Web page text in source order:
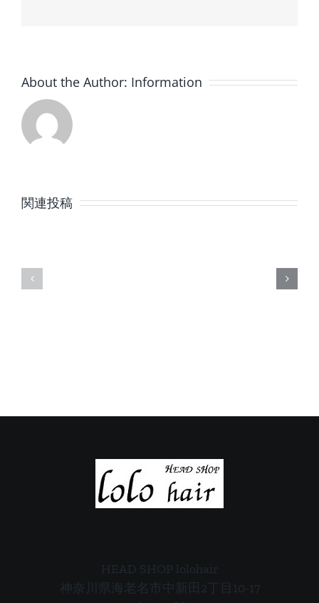
About the Author: Information
関連投稿 月
内
月
内
HEAD SHOP lolohair
神奈川県海老名市中新田2丁目10-17